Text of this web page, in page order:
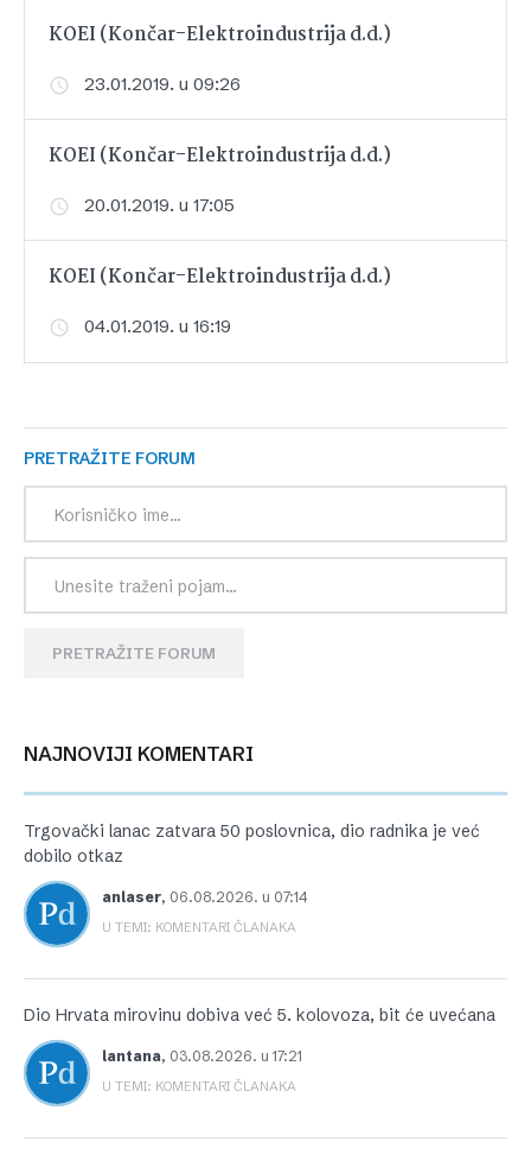
KOEI (Končar-Elektroindustrija d.d.)
23.01.2019. u 09:26
KOEI (Končar-Elektroindustrija d.d.)
20.01.2019. u 17:05
KOEI (Končar-Elektroindustrija d.d.)
04.01.2019. u 16:19
PRETRAŽITE FORUM
PRETRAŽITE FORUM
NAJNOVIJI KOMENTARI
Trgovački lanac zatvara 50 poslovnica, dio radnika je već
dobilo otkaz
anlaser, 06.08.2026. u 07:14
U TEMI: KOMENTARI ČLANAKA
Dio Hrvata mirovinu dobiva već 5. kolovoza, bit će uvećana
lantana, 03.08.2026. u 17:21
U TEMI: KOMENTARI ČLANAKA